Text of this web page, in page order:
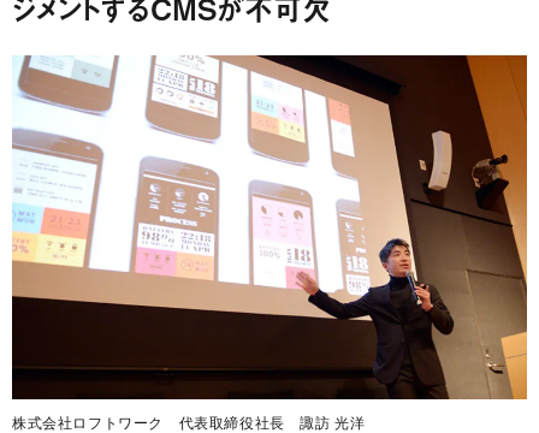
ジメントするCMSが不可欠
株式会社ロフトワーク 代表取締役社長 諏訪 光洋